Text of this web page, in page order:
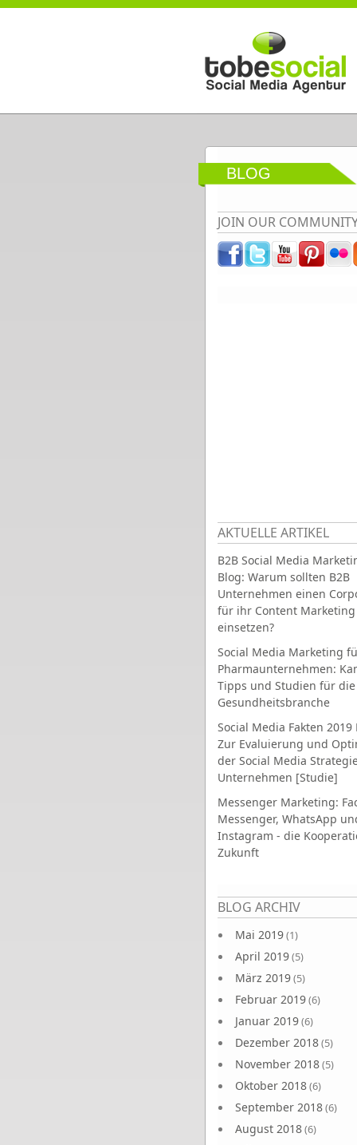
Direkt zum Inhalt
BLOG
JOIN OUR
AKTUELLE ARTIKEL
B2B Social Media
Blog: Warum sollten B2B
Unternehmen einen
für ihr Content Marketing
einsetzen?
Social Media Marketing
Pharmaunternehmen:
Tipps und Studien für die
Gesundheitsbranche
Social Media Fakten 2019
Zur Evaluierung und
der Social Media
Unternehmen [Studie]
Messenger Marketing:
Messenger, WhatsApp
Instagram - die
Zukunft
BLOG ARCHIV
Mai 2019(1)
April 2019(5)
März 2019(5)
Februar 2019(6)
Januar 2019(6)
Dezember 2018(5)
November 2018(5)
Oktober 2018(6)
September 2018(6)
August 2018(6)
Seiten